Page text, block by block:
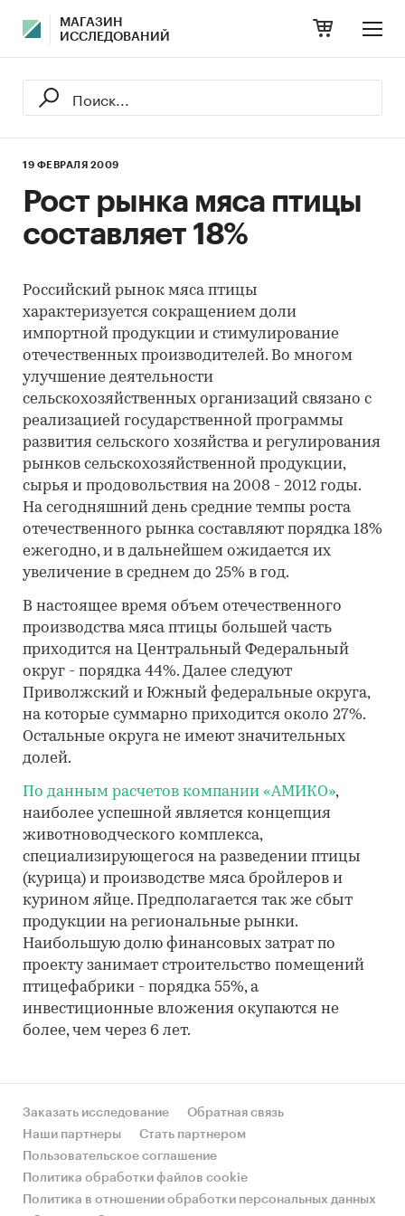
МАГАЗИН
ИССЛЕДОВАНИЙ
19 ФЕВРАЛЯ 2009
Рост рынка мяса птицы
составляет 18%
Российский рынок мяса птицы
характеризуется сокращением доли
импортной продукции и стимулирование
отечественных производителей. Во многом
улучшение деятельности
сельскохозяйственных организаций связано с
реализацией государственной программы
развития сельского хозяйства и регулирования
рынков сельскохозяйственной продукции,
сырья и продовольствия на 2008 - 2012 годы.
На сегодняшний день средние темпы роста
отечественного рынка составляют порядка 18%
ежегодно, и в дальнейшем ожидается их
увеличение в среднем до 25% в год.
В настоящее время объем отечественного
производства мяса птицы большей часть
приходится на Центральный Федеральный
округ - порядка 44%. Далее следуют
Приволжский и Южный федеральные округа,
на которые суммарно приходится около 27%.
Остальные округа не имеют значительных
долей.
По данным расчетов компании «АМИКО»,
наиболее успешной является концепция
животноводческого комплекса,
специализирующегося на разведении птицы
(курица) и производстве мяса бройлеров и
курином яйце. Предполагается так же сбыт
продукции на региональные рынки.
Наибольшую долю финансовых затрат по
проекту занимает строительство помещений
птицефабрики - порядка 55%, а
инвестиционные вложения окупаются не
более, чем через 6 лет.
Заказать исследование
Обратная связь
Наши партнеры
Стать партнером
Пользовательское соглашение
Политика обработки файлов cookie
Политика в отношении обработки персональных данных